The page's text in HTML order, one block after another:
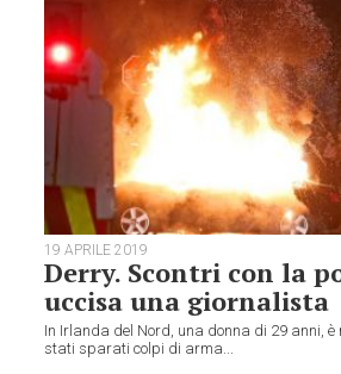
19 APRILE 2019
Derry. Scontri con la
uccisa una giornalista
In Irlanda del Nord, una donna di 29 anni, è
stati sparati colpi di arma...